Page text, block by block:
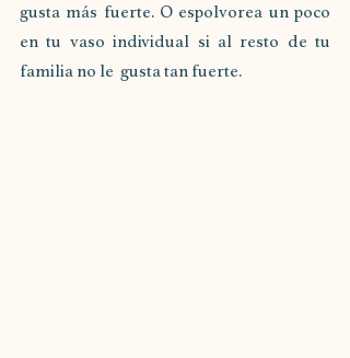
gusta más fuerte. O espolvorea un poco
en tu vaso individual si al resto de tu
familia no le  gusta tan fuerte.